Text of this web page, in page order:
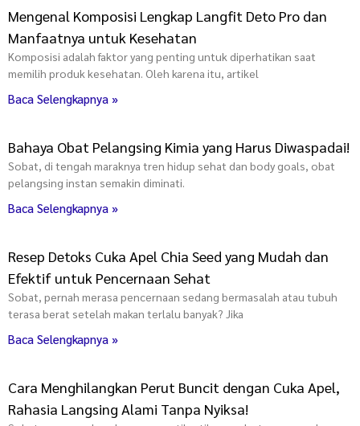
Mengenal Komposisi Lengkap Langfit Deto Pro dan
Manfaatnya untuk Kesehatan
Komposisi adalah faktor yang penting untuk diperhatikan saat
memilih produk kesehatan. Oleh karena itu, artikel
Baca Selengkapnya »
Bahaya Obat Pelangsing Kimia yang Harus Diwaspadai!
Sobat, di tengah maraknya tren hidup sehat dan body goals, obat
pelangsing instan semakin diminati.
Baca Selengkapnya »
Resep Detoks Cuka Apel Chia Seed yang Mudah dan
Efektif untuk Pencernaan Sehat
Sobat, pernah merasa pencernaan sedang bermasalah atau tubuh
terasa berat setelah makan terlalu banyak? Jika
Baca Selengkapnya »
Cara Menghilangkan Perut Buncit dengan Cuka Apel,
Rahasia Langsing Alami Tanpa Nyiksa!